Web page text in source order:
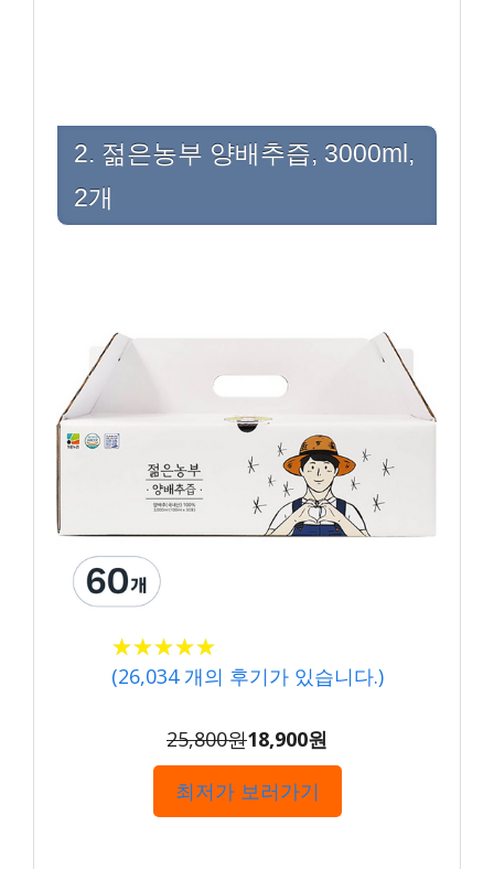
2. 젊은농부 양배추즙, 3000ml,
2개
★★★★★
★★★★★
(26,034개의 후기가 있습니다.)
25,800원18,900원
최저가 보러가기